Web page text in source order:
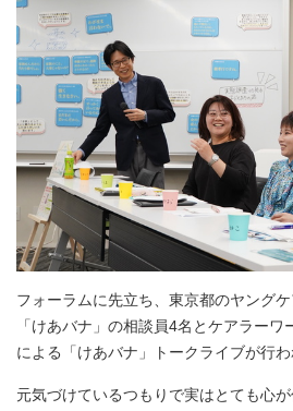
フォーラムに先立ち、東京都のヤング
「けあバナ」の相談員4名とケアラー
による「けあバナ」トークライブが行わ
元気づけているつもりで実はとても心